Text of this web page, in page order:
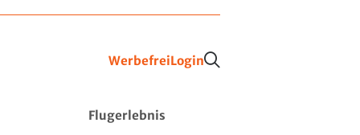
WerbefreiLogin
Flugerlebnis